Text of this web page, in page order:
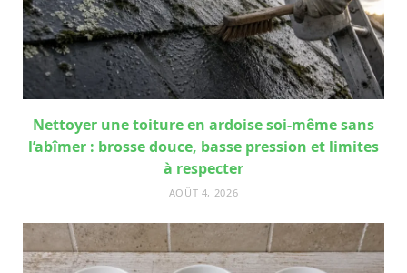
Nettoyer une toiture en ardoise soi-même sans
l’abîmer : brosse douce, basse pression et limites
à respecter
AOÛT 4, 2026